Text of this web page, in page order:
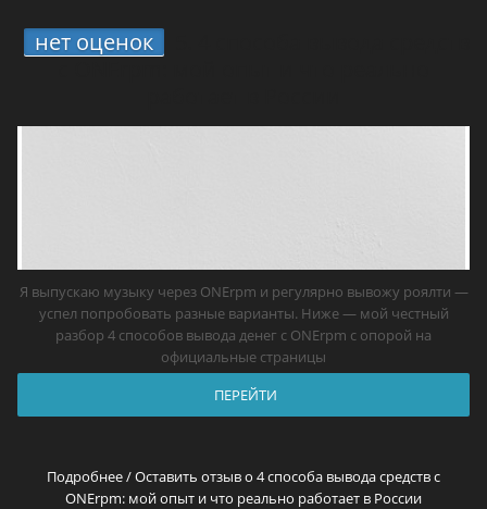
нет оценок
Я выпускаю музыку через ONErpm и регулярно вывожу роялти —
успел попробовать разные варианты. Ниже — мой честный
разбор 4 способов вывода денег с ONErpm с опорой на
официальные страницы
ПЕРЕЙТИ
Подробнее / Оставить отзыв о 4 способа вывода средств с
ONErpm: мой опыт и что реально работает в России